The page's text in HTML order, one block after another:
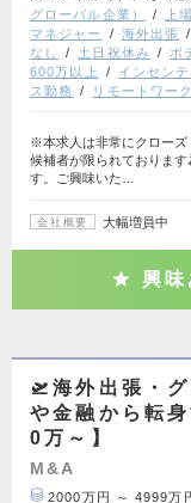
グローバル企業）
上
マネジャー
海外出張
なし
土日祝休み ポ
600万以上
インセン
ス勤務
リモートワー
※本求人は非常にクローズ
候補者が限られておりま
す。ご興味いた…
会社概要 大幅増員中
興味
🛫海外出張・
や金融から転
0万～】
M&A
2000万円 ～ 4999万